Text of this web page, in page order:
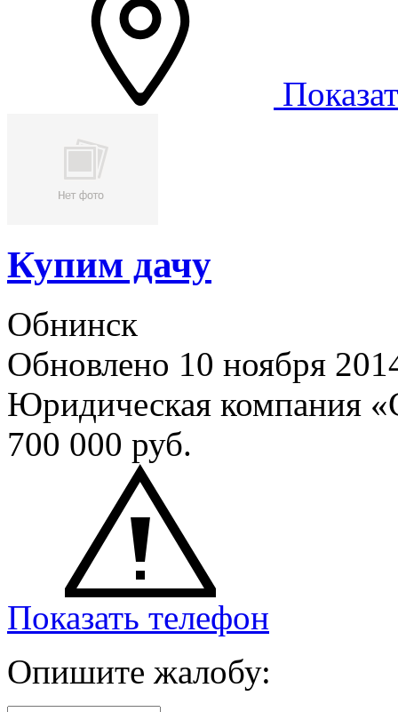
Купим дачу
Обнинск
Обновлено 10 ноября
Юридическая компания
700 000 руб.
Показать телефон
Опишите жалобу: